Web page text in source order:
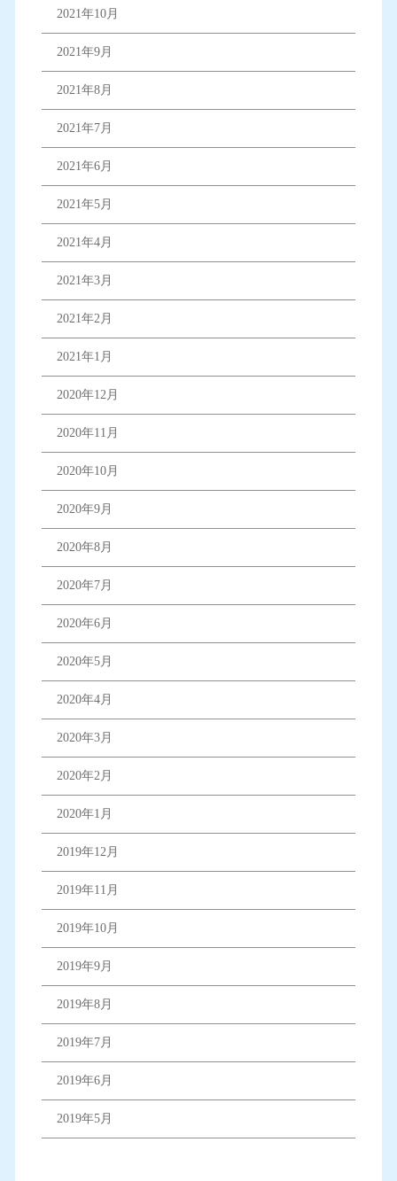
2021年10月
2021年9月
2021年8月
2021年7月
2021年6月
2021年5月
2021年4月
2021年3月
2021年2月
2021年1月
2020年12月
2020年11月
2020年10月
2020年9月
2020年8月
2020年7月
2020年6月
2020年5月
2020年4月
2020年3月
2020年2月
2020年1月
2019年12月
2019年11月
2019年10月
2019年9月
2019年8月
2019年7月
2019年6月
2019年5月